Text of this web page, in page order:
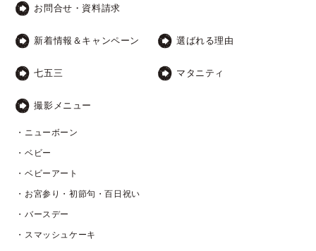
お問合せ・資料請求
新着情報＆キャンペーン 選ばれる理由
七五三 マタニティ
撮影メニュー
・ニューボーン
・ベビー
・ベビーアート
・お宮参り・初節句・百日祝い
・バースデー
・スマッシュケーキ